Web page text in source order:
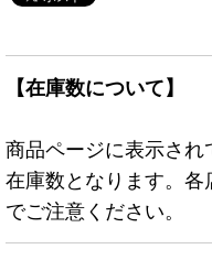
【在庫数について】
商品ページに表示さ
在庫数となります。
でご注意ください。